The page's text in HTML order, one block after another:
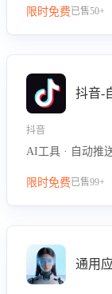
即开通”，快速
限时免费已售50+
抖音-
抖音
AI工具 · 自动推
限时免费已售99+
通用